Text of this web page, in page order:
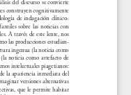
construyen cognitivamente
de indagación clínico-
sobre  las  noticias  con
A través de este lente, nos
las producciones estudian
ingenua (la noticia como
noticia  como  artefacto  de
intelectuales piagetianos:
la apariencia inmediata del
versiones alternativas
que le permite habitar